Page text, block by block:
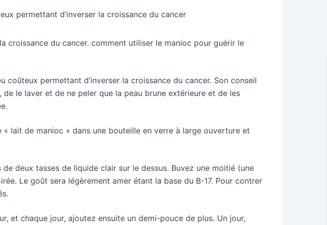
croissance du cancer. comment utiliser le manioc pour guérir le
permettant d’inverser la croissance du cancer. Son conseil
le laver et de ne peler que la peau brune extérieure et de les
lait de manioc » dans une bouteille en verre à large ouverture et
deux tasses de liquide clair sur le dessus. Buvez une moitié (une
Le goût sera légèrement amer étant la base du B-17. Pour contrer
et chaque jour, ajoutez ensuite un demi-pouce de plus. Un jour,